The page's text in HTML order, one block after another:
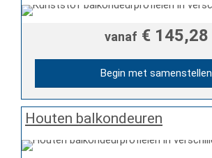
vanaf € 145,28
Begin met samenstellen
Houten balkondeuren